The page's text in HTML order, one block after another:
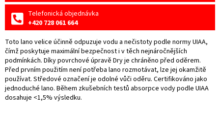
Telefonická objednávka
+420 728 061 664
Toto lano velice účinně odpuzuje vodu a nečistoty podle normy UIAA,
čímž poskytuje maximální bezpečnost i v těch nejnáročnějších
podmínkách. Díky povrchové úpravě Dry je chráněno před oděrem.
Před prvním použitím není potřeba lano rozmotávat, lze jej okamžitě
používat. Středové označení je odolné vůči oděru. Certifikováno jako
jednoduché lano. Během zkušebních testů absorpce vody podle UIAA
dosahuje <1,5% výsledku.